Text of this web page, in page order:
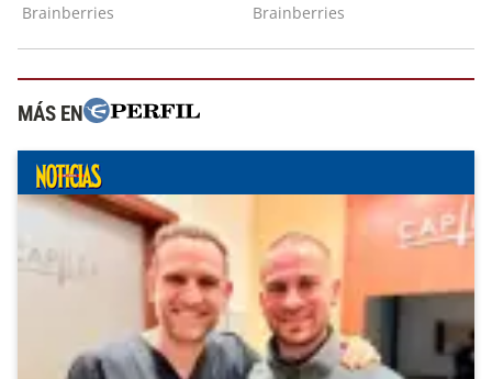
MÁS EN